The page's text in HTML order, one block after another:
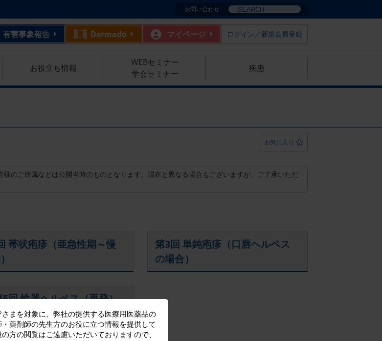
お問い合わせ
有害事象報告 Dermado マイページ ログイン／新規会員登録
お役立ち情報
WEBセミナー
学会セミナー
疾患
お気に入り
のご所属などは公開当時のものとなります。現在と異なる場合もございますが、ご了承いただ
帯状疱疹（亜急性期～慢
第3回 単純疱疹（口唇ヘルペス
の場合）
5回 性器ヘルペス（再発）